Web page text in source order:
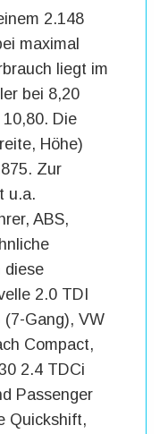
2.148
maximal
liegt im
bei 8,20
Die
Höhe)
Zur
u.a.
ABS,
diese
2.0 TDI
(7-Gang), VW
Compact,
2.4 TDCi
Passenger
Quickshift,